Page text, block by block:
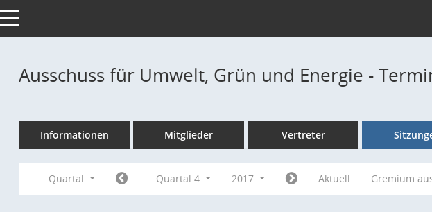
navigation
Ausschuss für Umwelt, Grün und Energie -
Informationen Mitglieder Vertreter
Quartal Quartal 4 2017 Aktuell Gremium